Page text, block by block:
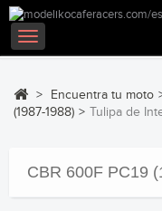
Navegación
Toggle
> Encuentra tu moto
(1987-1988) > Tulipa de
CBR 600F PC19